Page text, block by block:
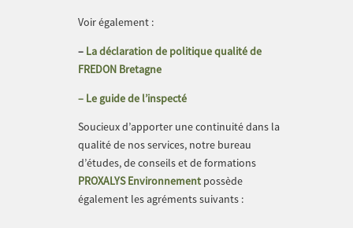
Voir également :
– La déclaration de politique qualité de
FREDON Bretagne
– Le guide de l’inspecté
Soucieux d’apporter une continuité dans la
qualité de nos services, notre bureau
d’études, de conseils et de formations
PROXALYS Environnement possède
également les agréments suivants :